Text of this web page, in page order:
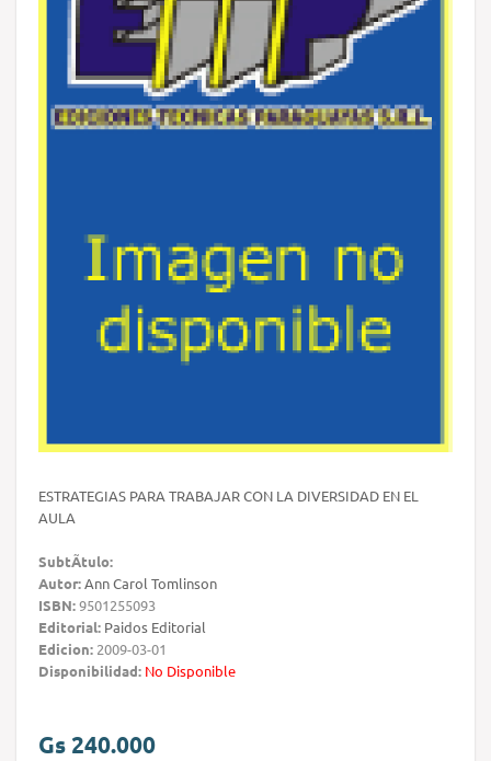
ESTRATEGIAS PARA TRABAJAR CON LA DIVERSIDAD EN EL
AULA
SubtÃ­tulo:
Autor:Ann Carol Tomlinson
ISBN:9501255093
Editorial: Paidos Editorial
Edicion: 2009-03-01
Disponibilidad: No Disponible
Gs 240.000